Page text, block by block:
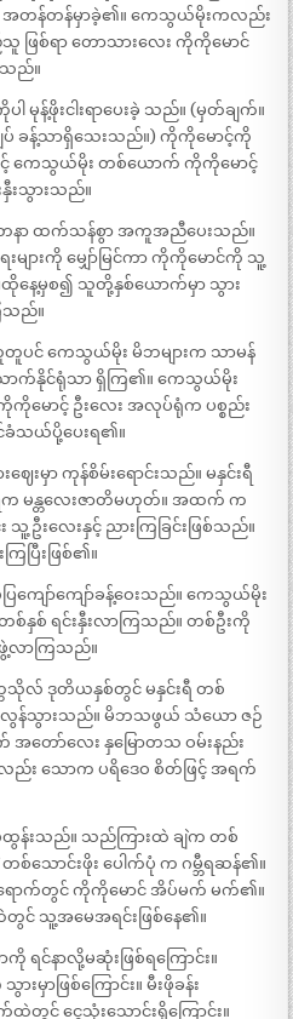
အတန်တန်မှာခဲ့၏။ ကေသွယ်မိုးကလည်း
ဖြစ်ရာ တောသားလေး ကိုကိုမောင်
သည်။
မုန့်ဖိုးငါးရာပေးခဲ့ သည်။ (မှတ်ချက်။
ပ် ခန့်သာရှိသေးသည်။) ကိုကိုမောင့်ကို
ဖြင့် ကေသွယ်မိုး တစ်ယောက် ကိုကိုမောင့်
နှီးသွားသည်။
ာ ထက်သန်စွာ အကူအညီပေးသည်။
များကို မျှော်မြင်ကာ ကိုကိုမောင်ကို သူ့
ေ့မှစ၍ သူတို့နှစ်ယောက်မှာ သွား
သည်။
င် ကေသွယ်မိုး မိဘများက သာမန်
က်နိုင်ရုံသာ ရှိကြ၏။ ကေသွယ်မိုး
ကိုမောင့် ဦးလေး အလုပ်ရုံက ပစ္စည်း
ခံသယ်ပို့ပေးရ၏။
းမှာ ကုန်စိမ်းရောင်းသည်။ မနှင်းရီ
ရီက မန္တလေးဇာတိမဟုတ်။ အထက် က
သူ့ဦးလေးနှင့် ညားကြခြင်းဖြစ်သည်။
ြပြီးဖြစ်၏။
ြကျော်ကျော်ခန့်ဝေးသည်။ ကေသွယ်မိုး
နှစ် ရင်းနှီးလာကြသည်။ တစ်ဦးကို
လာကြသည်။
ကသိုလ် ဒုတိယနှစ်တွင် မနှင်းရီ တစ်
န်သွားသည်။ မိဘသဖွယ် သံယော ဇဉ်
ော်လေး နှမြောတသ ဝမ်းနည်း
ည်း သောက ပရိဒေဝ စိတ်ဖြင့် အရက်
န်းသည်။ သည်ကြားထဲ ချဲက တစ်
စ်သောင်းဖိုး ပေါက်ပုံ က ဂမ္ဘီရဆန်၏။
ရောက်တွင် ကိုကိုမောင် အိပ်မက် မက်၏။
င် သူ့အမေအရင်းဖြစ်နေ၏။
င်နာလို့မဆုံးဖြစ်ရကြောင်း။
မှာဖြစ်ကြောင်း။ မီးဖိုခန်း
င် ငွေသုံးသောင်းရှိကြောင်း။